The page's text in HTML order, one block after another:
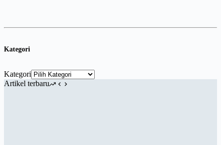
Kategori
Kategori
Artikel terbaru